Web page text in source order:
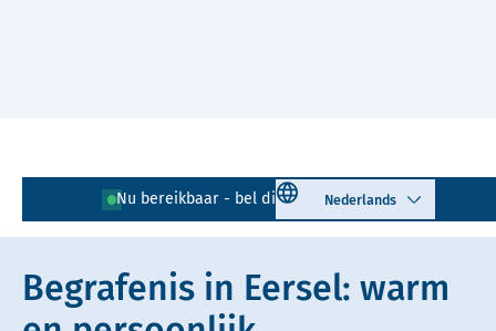
Nu bereikbaar - bel direct! 0497 - 729 060
Select language
Lees voor Uitleg woorden
Simpele tekst
Begrafenis in Eersel: warm